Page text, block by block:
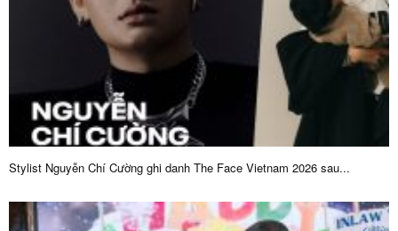
Stylist Nguyễn Chí Cường ghi danh The Face Vietnam 2026 sau...